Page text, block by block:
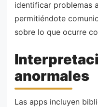
identificar problemas
permitiéndote
sobre lo que ocurre
anormales
Las apps incluyen